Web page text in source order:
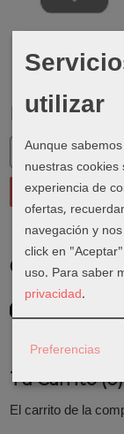
Marcas
Costes de
GRATIS *
Consultar
Tu Carrito (0)
El carrito de la
utilizar
Aunque
nuestras
experiencia de
ofertas,
navegación y
click en
uso. Para saber
privacidad.
Preferencias